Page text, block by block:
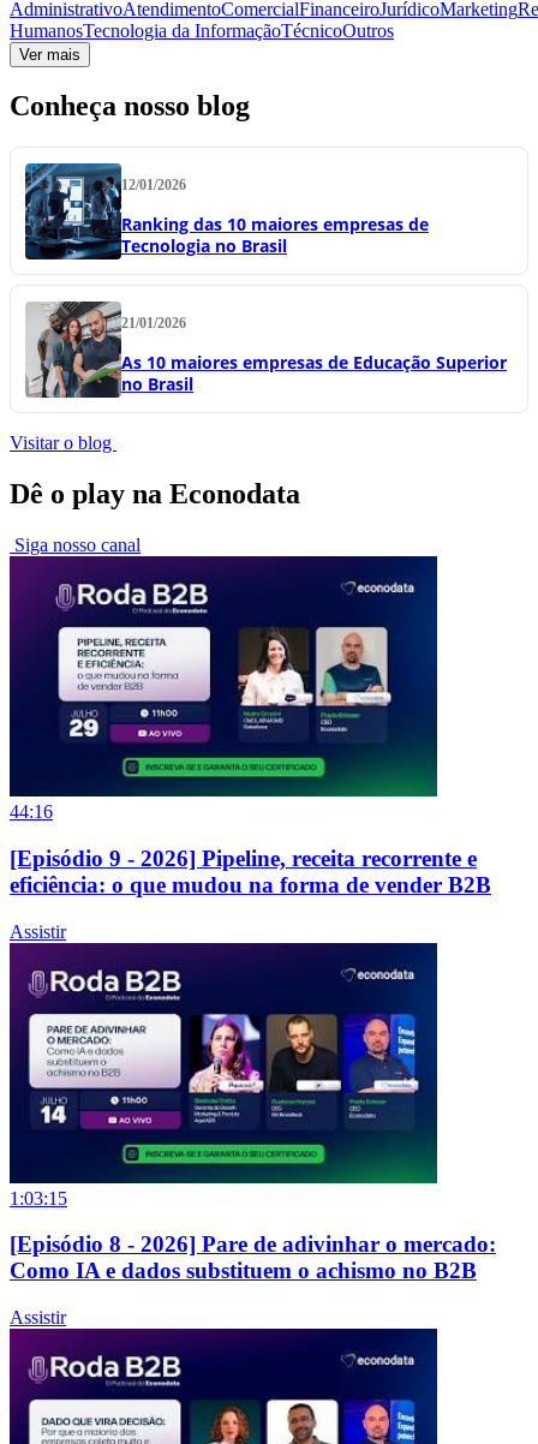
AdministrativoAtendimentoComercialFinanceiroJurídicoMarketing
HumanosTecnologia da InformaçãoTécnicoOutros
Ver mais
Conheça nosso blog
12/01/2026
Ranking das 10 maiores empresas de
Tecnologia no Brasil
21/01/2026
As 10 maiores empresas de Educação Superior
no Brasil
Visitar o blog
Dê o play na Econodata
Siga nosso canal
44:16
[Episódio 9 - 2026] Pipeline, receita recorrente e
eficiência: o que mudou na forma de vender B2B
Assistir
1:03:15
[Episódio 8 - 2026] Pare de adivinhar o mercado:
Como IA e dados substituem o achismo no B2B
Assistir